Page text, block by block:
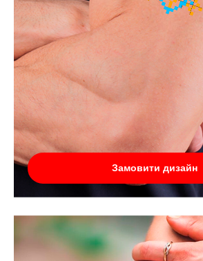
Замовити дизайн